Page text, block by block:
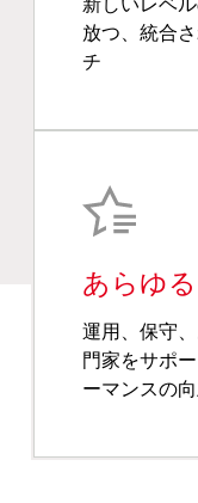
放つ、統合
チ
あらゆ
運用、保守
門家をサポ
ーマンスの